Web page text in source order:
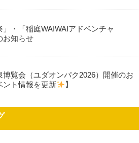
」・「稲庭WAIWAIアドベンチャ
知らせ
博覧会（ユダオンパク2026）開催のお
ント情報を更新
】